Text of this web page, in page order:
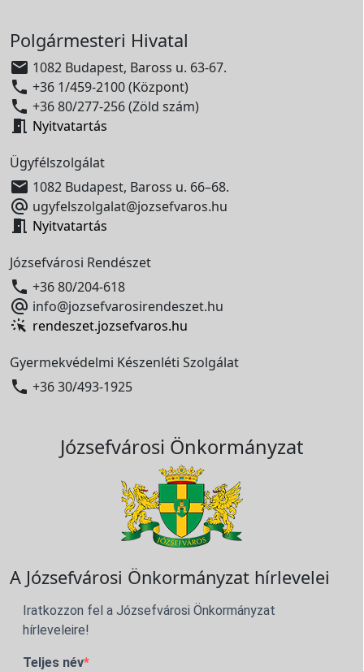
Polgármesteri Hivatal
 1082 Budapest, Baross u. 63-67.
 +36 1/459-2100 (Központ)
 +36 80/277-256 (Zöld szám)
 Nyitvatartás
Ügyfélszolgálat
 1082 Budapest, Baross u. 66–68.
 ugyfelszolgalat@jozsefvaros.hu
 Nyitvatartás
Józsefvárosi Rendészet
 +36 80/204-618
 info@jozsefvarosirendeszet.hu
rendeszet.jozsefvaros.hu
Gyermekvédelmi Készenléti Szolgálat
 +36 30/493-1925
Józsefvárosi Önkormányzat
A Józsefvárosi Önkormányzat hírlevelei
Iratkozzon fel a Józsefvárosi Önkormányzat
hírleveleire!
Teljes név